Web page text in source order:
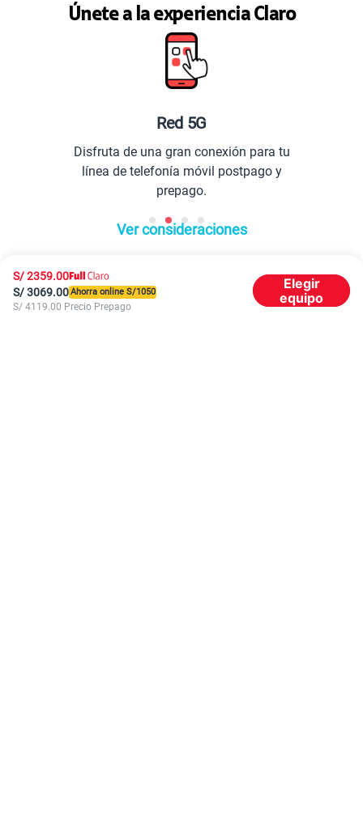
Únete a la experiencia Claro
Red 5G
Disfruta de una gran conexión para tu
línea de telefonía móvil postpago y
prepago.
Ver consideraciones
S/2359.00
S/3069.00Ahorra online S/1050
S/ 4119.00 Precio Prepago
Elegir
equipo